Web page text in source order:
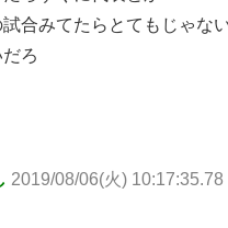
合みてたらとてもじゃな
ろ
2019/08/06(火)